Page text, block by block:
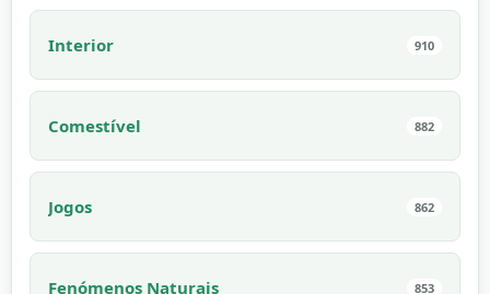
Interior 910
Comestível 882
Jogos 862
Fenómenos Naturais 853